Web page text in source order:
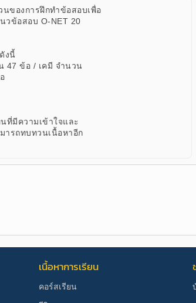
ของการฝึกทำข้อสอบเพื่อ
วข้อสอบ O-NET 20
งนี้
47 ข้อ / เคมี จำนวน
ที่มีความเข้าใจและ
ารถทบทวนเนื้อหาอีก
เนื้อหาการเรียน
คอร์สเรียน